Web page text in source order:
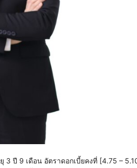
ปี 9 เดือน อัตราดอกเบี้ยคงที่ [4.75 –